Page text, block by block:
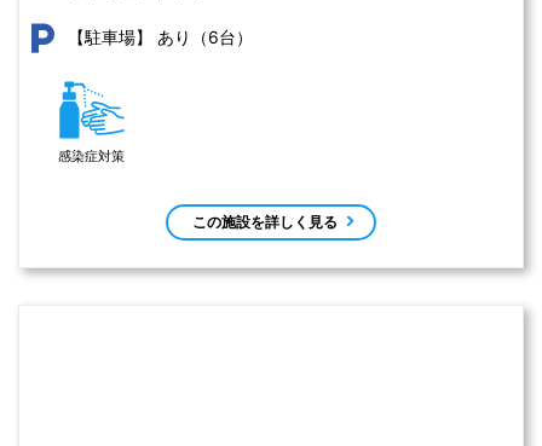
【駐車場】 あり（6台）
感染症対策
この施設を詳しく見る